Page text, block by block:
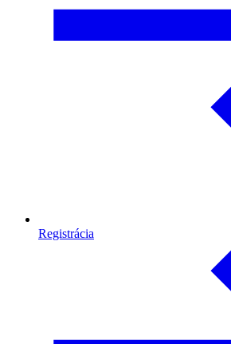
Registrácia